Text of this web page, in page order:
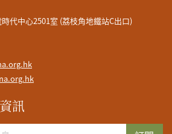
代中心2501室 (荔枝角地鐵站C出口)
訊